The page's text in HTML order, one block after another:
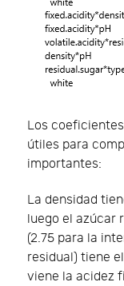
Los
útiles para
importantes:
La densidad
luego el azúcar
(2.75 para la
residual) tiene
viene la acidez